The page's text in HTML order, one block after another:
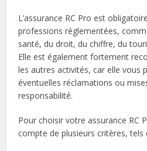
L’assurance RC Pro est
professions réglementées,
santé, du droit, du chiffre, du
Elle est également fortement
les autres activités, car elle vous
éventuelles réclamations ou
responsabilité.
Pour choisir votre assurance RC
compte de plusieurs critères, tels